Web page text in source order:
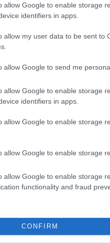
allow Google to enable storage
identifiers in apps.
allow my user data to be sent to
allow Google to send me
allow Google to enable storage
identifiers in apps.
allow Google to enable storage
allow Google to enable storage
allow Google to enable storage
functionality and fraud
CONFIRM
hogy ez csak a kulturális
sorskérdéseihez. De lehet
egy iszonyú erős kultúrája van
elitkultúra nagyságrendjét, s
a fiúk és lányok már nem
környezettől undorral
elszöszmötölni a
lenni.
is!